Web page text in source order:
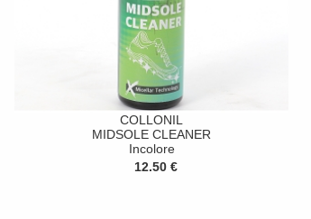
COLLONIL
MIDSOLE CLEANER
Incolore
12.50 €